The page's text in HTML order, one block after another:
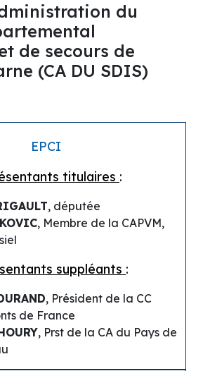
du
de secours de
(CA DU SDIS)
EPCI
titulaires :
, députée
, Membre de la CAPVM,
suppléants :
, Président de la CC
de France
, Prst de la CA du Pays de